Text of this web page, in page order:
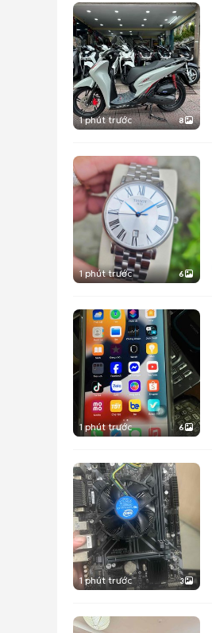
1 phút trước 8
1 phút trước 6
1 phút trước 6
1 phút trước 3